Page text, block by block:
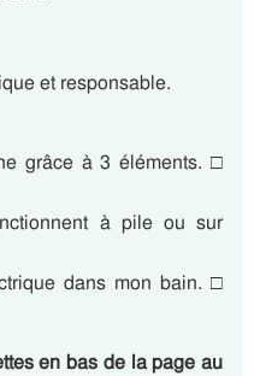
et responsable.
grâce à 3 éléments. □
à pile ou sur
dans mon bain. □
en bas de la page au